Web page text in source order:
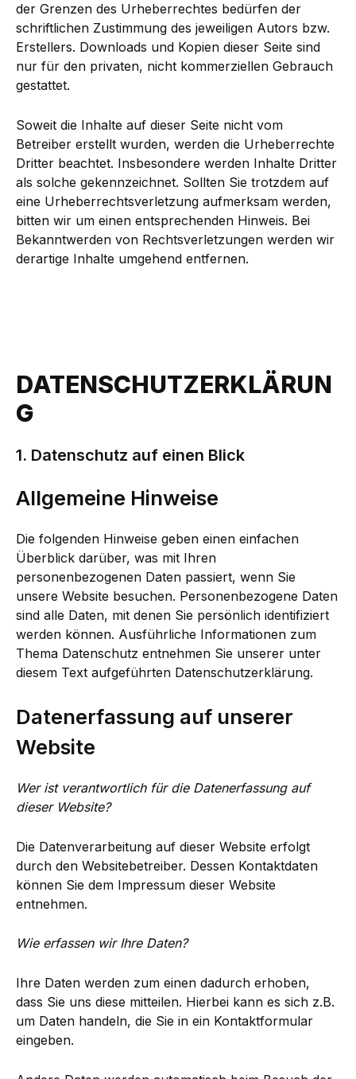
der Grenzen des Urheberrechtes bedürfen der
schriftlichen Zustimmung des jeweiligen Autors bzw.
Erstellers. Downloads und Kopien dieser Seite sind
nur für den privaten, nicht kommerziellen Gebrauch
gestattet.
Soweit die Inhalte auf dieser Seite nicht vom
Betreiber erstellt wurden, werden die Urheberrechte
Dritter beachtet. Insbesondere werden Inhalte Dritter
als solche gekennzeichnet. Sollten Sie trotzdem auf
eine Urheberrechtsverletzung aufmerksam werden,
bitten wir um einen entsprechenden Hinweis. Bei
Bekanntwerden von Rechtsverletzungen werden wir
derartige Inhalte umgehend entfernen.
DATENSCHUTZERKLÄRUN
G
1. Datenschutz auf einen Blick
Allgemeine Hinweise
Die folgenden Hinweise geben einen einfachen
Überblick darüber, was mit Ihren
personenbezogenen Daten passiert, wenn Sie
unsere Website besuchen. Personenbezogene Daten
sind alle Daten, mit denen Sie persönlich identifiziert
werden können. Ausführliche Informationen zum
Thema Datenschutz entnehmen Sie unserer unter
diesem Text aufgeführten Datenschutzerklärung.
Datenerfassung auf unserer
Website
Wer ist verantwortlich für die Datenerfassung auf
dieser Website?
Die Datenverarbeitung auf dieser Website erfolgt
durch den Websitebetreiber. Dessen Kontaktdaten
können Sie dem Impressum dieser Website
entnehmen.
Wie erfassen wir Ihre Daten?
Ihre Daten werden zum einen dadurch erhoben,
dass Sie uns diese mitteilen. Hierbei kann es sich z.B.
um Daten handeln, die Sie in ein Kontaktformular
eingeben.